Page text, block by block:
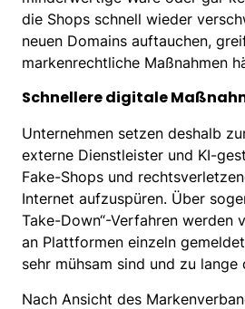
die Shops schnell wieder
neuen Domains auftauchen,
markenrechtliche Maßnahmen
Schnellere digitale
Unternehmen setzen deshalb
externe Dienstleister und KI-
Fake-Shops und
Internet aufzuspüren. Über
Take-Down“-Verfahren werden
an Plattformen einzeln
sehr mühsam sind und zu lange
Nach Ansicht des